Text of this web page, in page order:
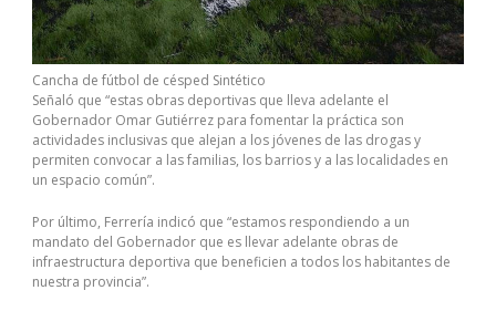
Cancha de fútbol de césped Sintético
Señaló que “estas obras deportivas que lleva adelante el
Gobernador Omar Gutiérrez para fomentar la práctica son
actividades inclusivas que alejan a los jóvenes de las drogas y
permiten convocar a las familias, los barrios y a las localidades en
un espacio común”.
Por último, Ferrería indicó que “estamos respondiendo a un
mandato del Gobernador que es llevar adelante obras de
infraestructura deportiva que beneficien a todos los habitantes de
nuestra provincia”.